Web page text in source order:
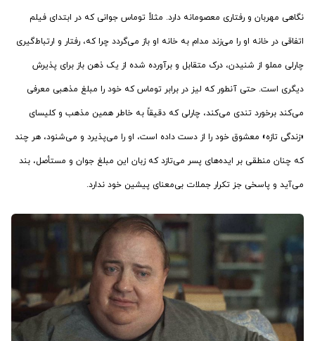
نگاهی مهربان و رفتاری معصومانه دارد. مثلاً توماس جوانی که در ابتدای فیلم
اتفاقی در خانه او را می‌زند مدام به خانه او باز می‌گردد چرا که، رفتار و ارتباط‌گیری
چارلی مملو از شنیدن، درک متقابل و برآورده شده از یک ذهن باز برای پذیرش
دیگری است. حتی آنطور که لیز در برابر توماس که خود را مبلغ مذهبی معرفی
می‌کند برخورد تندی می‌کند، چارلی که دقیقاً به خاطر همین مذهب و کلیسای
«زندگی تازه» معشوق خود را از دست داده است، او را می‌پذیرد و می‌شنود، هر چند
که چنان منطقی بر ایده‌های پسر می‌تازد که زبان این مبلغ جوان و مستأصل، بند
می‌آید و پاسخی جز تکرار جملات بی‌معنای پیشین خود ندارد.